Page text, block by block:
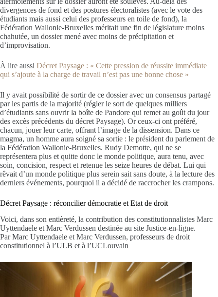
divergences de fond et des postures électoralistes (avec le vote des
étudiants mais aussi celui des professeurs en toile de fond), la
Fédération Wallonie-Bruxelles méritait une fin de législature moins
chahutée, un dossier mené avec moins de précipitation et
d’improvisation.
À lire aussi Décret Paysage : « Cette pression de réussite immédiate
qui s’ajoute à la charge de travail n’est pas une bonne chose »
Il y avait possibilité de sortir de ce dossier avec un consensus partagé
par les partis de la majorité (régler le sort de quelques milliers
d’étudiants sans ouvrir la boîte de Pandore qui remet au goût du jour
des excès précédents du décret Paysage). Or ceux-ci ont préféré,
chacun, jouer leur carte, offrant l’image de la dissension. Dans ce
magma, un homme aura soigné sa sortie : le président du parlement de
la Fédération Wallonie-Bruxelles. Rudy Demotte, qui ne se
représentera plus et quitte donc le monde politique, aura tenu, avec
soin, concision, respect et retenue les seize heures de débat. Lui qui
rêvait d’un monde politique plus serein sait sans doute, à la lecture des
derniers événements, pourquoi il a décidé de raccrocher les crampons.
Décret Paysage : réconcilier démocratie et Etat de droit
Voici, dans son entièreté, la contribution des constitutionnalistes Marc
Uyttendaele et Marc Verdussen destinée au site Justice-en-ligne.
Par Marc Uyttendaele et Marc Verdussen, professeurs de droit
constitutionnel à l’ULB et à l’UCLouvain